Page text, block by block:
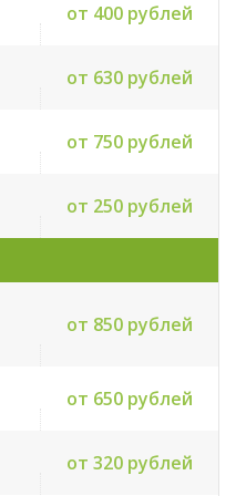
от 400 рублей
от 630 рублей
от 750 рублей
от 250 рублей
от 850 рублей
от 650 рублей
от 320 рублей